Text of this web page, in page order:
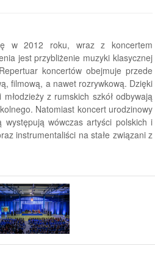
w 2012 roku, wraz z koncertem
jest przybliżenie muzyki klasycznej
koncertów obejmuje przede
filmową, a nawet rozrywkową. Dzięki
z rumskich szkół odbywają
Natomiast koncert urodzinowy
wówczas artyści polskich i
instrumentaliści na stałe związani z